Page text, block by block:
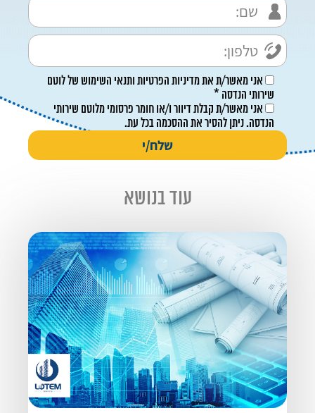
אני מאשר/ת אתמדיניות הפרטיות ותנאי השימוש של לוטם
שירותי הנדסה *
אני מאשר/ת קבלת דיוור ו/או חומר פרסומי מלוטם שירותי
הנדסה. ניתן להסיר את ההסכמה בכל עת.
עוד בנושא